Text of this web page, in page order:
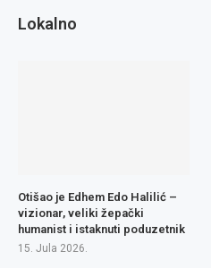
Lokalno
Otišao je Edhem Edo Halilić –
vizionar, veliki žepački
humanist i istaknuti poduzetnik
15. Jula 2026.